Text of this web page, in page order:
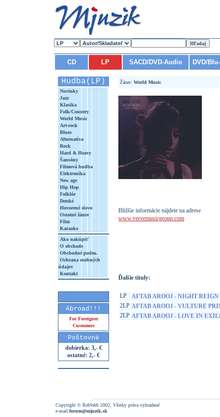
CD LP SACD/DVD-Audio DVD/
Hudba(LP)
Novinky
Jazz
Klasika
Folk/Country
World Music
Art-rock
Blues
Alternatíva
Rock
Hard & Heavy
Šansóny
Filmová hudba
Elektronika
New age
Hip Hop
Folklór
Detské
Hovorené slovo
Ostatné žánre
Film
Karaoke
Ako nakúpiť
O obchode
Obchodné podm.
Ochrana osobných
údajov
Kontakt
Abroad!!!
For Foreigner
Customers
Poštovné
dobierka: 3,- €
ostatné: 2,- €
Žáner: World Music
Bližšie informácie nájdete na adrese
www.vervemusicgroup.com
Ďalšie tituly:
LP AFTAB AROOJ - NIGHT REIGN
2LP AFTAB AROOJ - VULTURE
2LP AFTAB AROOJ - LOVE IN
Copyright © RebWeb 2002; Všetky práva vyhradené
e-mail:forum@mjuzik.sk